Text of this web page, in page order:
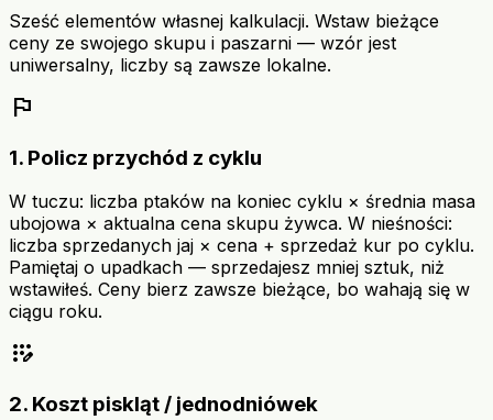
Sześć elementów własnej kalkulacji. Wstaw bieżące
ceny ze swojego skupu i paszarni — wzór jest
uniwersalny, liczby są zawsze lokalne.
flag
1. Policz przychód z cyklu
W tuczu: liczba ptaków na koniec cyklu × średnia masa
ubojowa × aktualna cena skupu żywca. W nieśności:
liczba sprzedanych jaj × cena + sprzedaż kur po cyklu.
Pamiętaj o upadkach — sprzedajesz mniej sztuk, niż
wstawiłeś. Ceny bierz zawsze bieżące, bo wahają się w
ciągu roku.
app_registration
2. Koszt piskląt / jednodniówek